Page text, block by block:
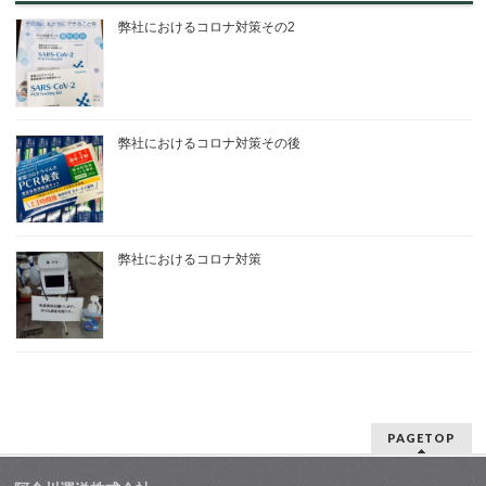
弊社におけるコロナ対策その2
弊社におけるコロナ対策その後
弊社におけるコロナ対策
PAGETOP